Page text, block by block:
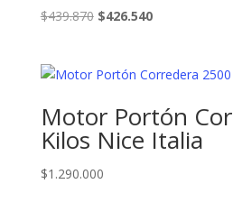
$439.870 El
era:
$426.540El
es:
Motor Portón
Kilos Nice Italia
$1.290.000